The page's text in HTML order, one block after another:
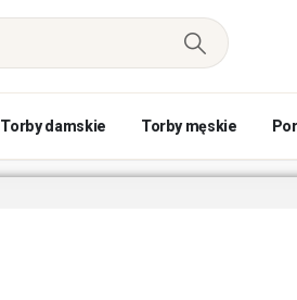
Torby damskie Torby męskie